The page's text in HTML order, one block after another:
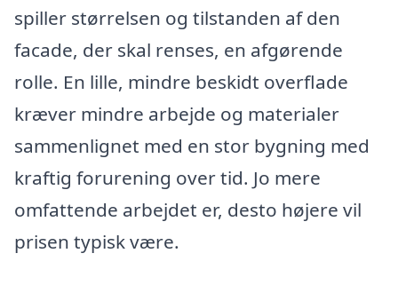
spiller størrelsen og tilstanden af den
facade, der skal renses, en afgørende
rolle. En lille, mindre beskidt overflade
kræver mindre arbejde og materialer
sammenlignet med en stor bygning med
kraftig forurening over tid. Jo mere
omfattende arbejdet er, desto højere vil
prisen typisk være.